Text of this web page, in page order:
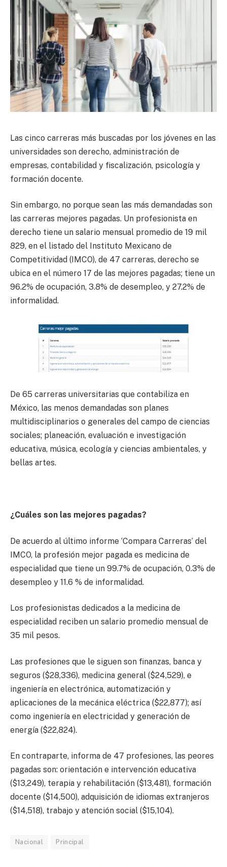
Las cinco carreras más buscadas por los jóvenes en las
universidades son derecho, administración de
empresas, contabilidad y fiscalización, psicología y
formación docente.
Sin embargo, no porque sean las más demandadas son
las carreras mejores pagadas. Un profesionista en
derecho tiene un salario mensual promedio de 19 mil
829, en el listado del Instituto Mexicano de
Competitividad (IMCO), de 47 carreras, derecho se
ubica en el número 17 de las mejores pagadas; tiene un
96.2% de ocupación, 3.8% de desempleo, y 27.2% de
informalidad.
De 65 carreras universitarias que contabiliza en
México, las menos demandadas son planes
multidisciplinarios o generales del campo de ciencias
sociales; planeación, evaluación e investigación
educativa, música, ecología y ciencias ambientales, y
bellas artes.
¿Cuáles son las mejores pagadas?
De acuerdo al último informe ‘Compara Carreras’ del
IMCO, la profesión mejor pagada es medicina de
especialidad que tiene un 99.7% de ocupación, 0.3% de
desempleo y 11.6 % de informalidad.
Los profesionistas dedicados a la medicina de
especialidad reciben un salario promedio mensual de
35 mil pesos.
Las profesiones que le siguen son finanzas, banca y
seguros ($28,336), medicina general ($24,529), e
ingeniería en electrónica, automatización y
aplicaciones de la mecánica eléctrica ($22,877); así
como ingeniería en electricidad y generación de
energía ($22,824).
En contraparte, informa de 47 profesiones, las peores
pagadas son: orientación e intervención educativa
($13,249), terapia y rehabilitación ($13,481), formación
docente ($14,500), adquisición de idiomas extranjeros
($14,518), trabajo y atención social ($15,104).
Nacional Principal